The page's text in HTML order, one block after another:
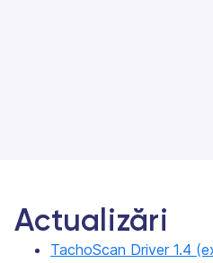
Actualizări
TachoScan Driver 1.4